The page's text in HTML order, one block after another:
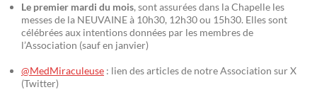
Le premier mardi du mois, sont assurées dans la Chapelle les
messes de la NEUVAINE à 10h30, 12h30 ou 15h30. Elles sont
célébrées aux intentions données par les membres de
l’Association (sauf en janvier)
@MedMiraculeuse : lien des articles de notre Association sur X
(Twitter)